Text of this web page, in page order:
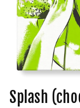
conteúdo
multimédia
1
Splash